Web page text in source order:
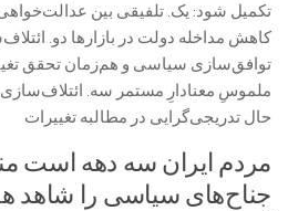
تکمیل شود: یک. تلفیقی بین
کاهش مداخله دولت در بازارها دو.
توافق‌سازی سیاسی و هم‌زمان تحقق
ملموسِ معنادارِ مستمر سه. ائتلاف‌سازی
حال تدریجی‌گرایی در مطالبه تغییرات
مردم ایران سه دهه است
جناح‌های سیاسی را شاهد